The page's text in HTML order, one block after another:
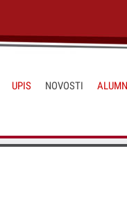
UPIS NOVOSTI